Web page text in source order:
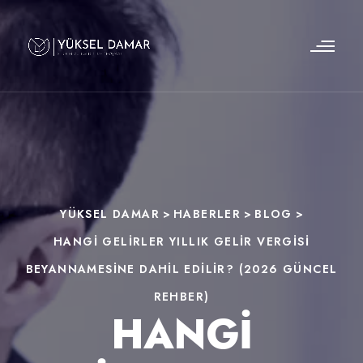
YÜKSEL DAMAR > HABERLER > BLOG >
HANGI GELIRLER YILLIK GELIR VERGISI
BEYANNAMESINE DAHIL EDILIR? (2026 GÜNCEL
REHBER)
HANGI